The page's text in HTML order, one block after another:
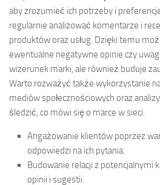
aby zrozumieć ich potrzeby i
regularnie analizować komentarze i
produktów oraz usług. Dzięki temu
ewentualne negatywne opinie czy
wizerunek marki, ale również buduje
Warto rozważyć także wykorzystanie
mediów społecznościowych oraz
śledzić, co mówi się o marce w sieci.
Angażowanie klientów poprzez
odpowiedzi na ich pytania.
Budowanie relacji z potencjalnymi
opinii i sugestii.